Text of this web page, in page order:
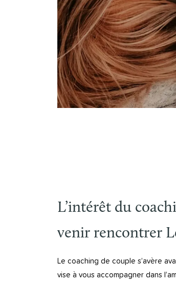
L’intérêt du
venir rencontrer
Le coaching de couple s’avère
vise à vous accompagner dans